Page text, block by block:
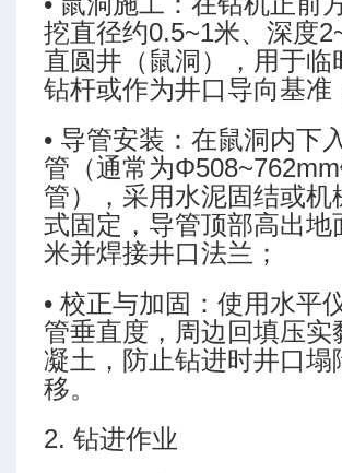
的未来
键技术
挖直径约0.5~1米、深度
直圆井（鼠洞），用于临
钻杆或作为井口导向基准
• 导管安装：在鼠洞内下
管（通常为
管），采用水泥固结或机
式固定，导管顶部高出地
米并焊接井口法兰；
• 校正与加固：使用水平
管垂直度，周边回填压实
凝土，防止钻进时井口塌
移。
2. 钻进作业